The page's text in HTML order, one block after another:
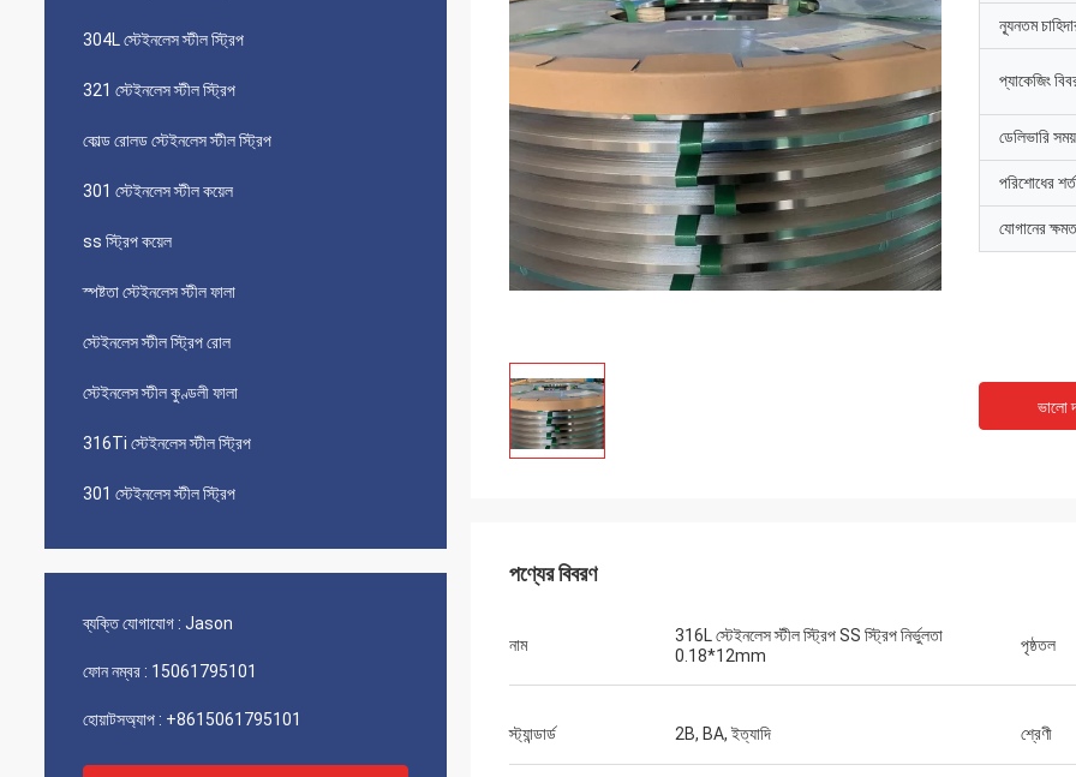
304L স্টেইনলেস স্টীল স্ট্রিপ
321 স্টেইনলেস স্টীল স্ট্রিপ
কোল্ড রোলড স্টেইনলেস স্টীল স্ট্রিপ
301 স্টেইনলেস স্টীল কয়েল
ss স্ট্রিপ কয়েল
স্পষ্টতা স্টেইনলেস স্টীল ফালা
স্টেইনলেস স্টীল স্ট্রিপ রোল
স্টেইনলেস স্টীল কুণ্ডলী ফালা
316Ti স্টেইনলেস স্টীল স্ট্রিপ
301 স্টেইনলেস স্টীল স্ট্রিপ
ব্যক্তি যোগাযোগ : Jason
ফোন নম্বর : 15061795101
হোয়াটসঅ্যাপ : +8615061795101
ন্যূনতম
প্যাকেজিং
ডেলিভারি সময়
পরিশোধের শর্ত
যোগানের
ভালো
পণ্যের বিবরণ
নাম
316L স্টেইনলেস স্টীল স্ট্রিপ SS স্ট্রিপ নির্ভুলতা
0.18*12mm
পৃষ্ঠতল
স্ট্যান্ডার্ড 2B, BA, ইত্যাদি শ্রেণী